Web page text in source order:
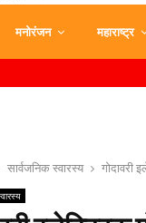
मनोरंजन महाराष्ट्र
सार्वजनिक स्वारस्य गोदावरी